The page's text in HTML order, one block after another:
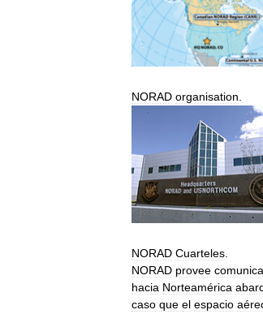
NORAD organisation.
NORAD Cuarteles
NORAD provee
hacia Norteamérica
caso que el espacio